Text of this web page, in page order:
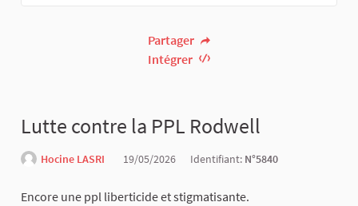
Partager
Intégrer
Lutte contre la PPL Rodwell
Hocine LASRI 19/05/2026 Identifiant: N°5840
Encore une ppl liberticide et stigmatisante.